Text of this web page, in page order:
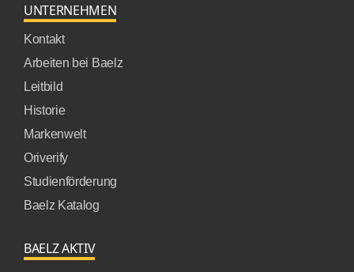
UNTERNEHMEN
Kontakt
Arbeiten bei Baelz
Leitbild
Historie
Markenwelt
Oriverify
Studienförderung
Baelz Katalog
BAELZ AKTIV